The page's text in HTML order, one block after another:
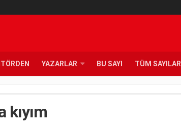
YAZARLAR BU SAYI TÜM SAYILAR
kıyım